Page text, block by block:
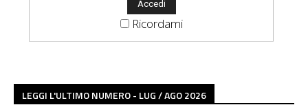
Ricordami
LEGGI L'ULTIMO NUMERO - LUG / AGO 2026